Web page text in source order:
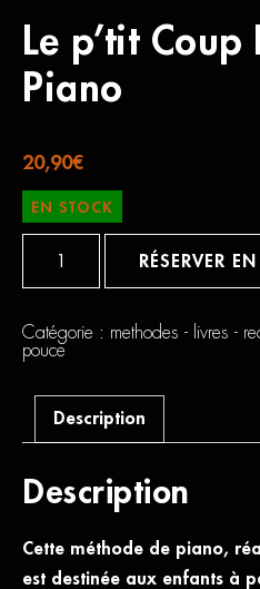
Le p’tit Coup
Piano
20,90€
EN STOCK
De
Pouce
Piano
RÉSERVER
Catégorie : methodes - livres -
pouce
Description
Description
Cette méthode de piano,
est destinée aux enfants à